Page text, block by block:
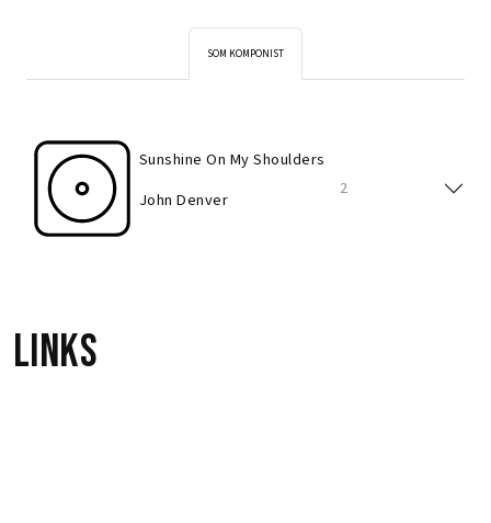
SOM KOMPONIST
Sunshine On My Shoulders
John Denver
2
Links